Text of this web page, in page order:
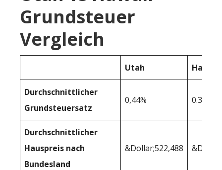
Grundsteuer
Vergleich
Utah Hawaii
Durchschnittlicher
Grundsteuersatz
0,44% 0.30%
Durchschnittlicher
Hauspreis nach
Bundesland
&Dollar;522,488